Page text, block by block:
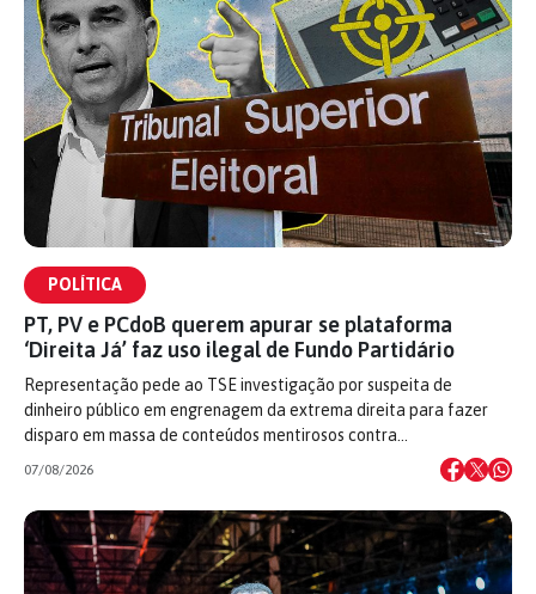
POLÍTICA
PT, PV e PCdoB querem apurar se plataforma
‘Direita Já’ faz uso ilegal de Fundo Partidário
Representação pede ao TSE investigação por suspeita de
dinheiro público em engrenagem da extrema direita para fazer
disparo em massa de conteúdos mentirosos contra…
07/08/2026